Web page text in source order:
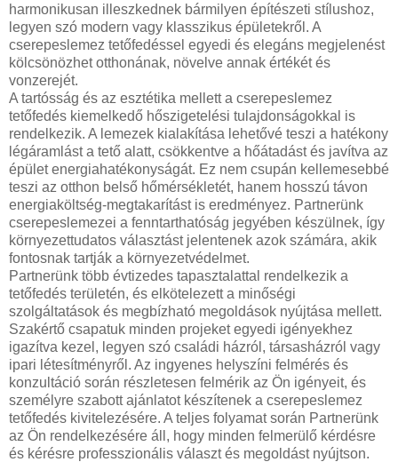
harmonikusan illeszkednek bármilyen építészeti stílushoz,
legyen szó modern vagy klasszikus épületekről. A
cserepeslemez tetőfedéssel egyedi és elegáns megjelenést
kölcsönözhet otthonának, növelve annak értékét és
vonzerejét.
A tartósság és az esztétika mellett a cserepeslemez
tetőfedés kiemelkedő hőszigetelési tulajdonságokkal is
rendelkezik. A lemezek kialakítása lehetővé teszi a hatékony
légáramlást a tető alatt, csökkentve a hőátadást és javítva az
épület energiahatékonyságát. Ez nem csupán kellemesebbé
teszi az otthon belső hőmérsékletét, hanem hosszú távon
energiaköltség-megtakarítást is eredményez. Partnerünk
cserepeslemezei a fenntarthatóság jegyében készülnek, így
környezettudatos választást jelentenek azok számára, akik
fontosnak tartják a környezetvédelmet.
Partnerünk több évtizedes tapasztalattal rendelkezik a
tetőfedés területén, és elkötelezett a minőségi
szolgáltatások és megbízható megoldások nyújtása mellett.
Szakértő csapatuk minden projeket egyedi igényekhez
igazítva kezel, legyen szó családi házról, társasházról vagy
ipari létesítményről. Az ingyenes helyszíni felmérés és
konzultáció során részletesen felmérik az Ön igényeit, és
személyre szabott ajánlatot készítenek a cserepeslemez
tetőfedés kivitelezésére. A teljes folyamat során Partnerünk
az Ön rendelkezésére áll, hogy minden felmerülő kérdésre
és kérésre professzionális választ és megoldást nyújtson.